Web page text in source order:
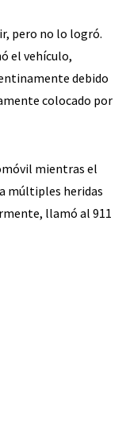
pero no lo logró.
el vehículo,
debido
colocado por
mientras el
múltiples heridas
llamó al 911